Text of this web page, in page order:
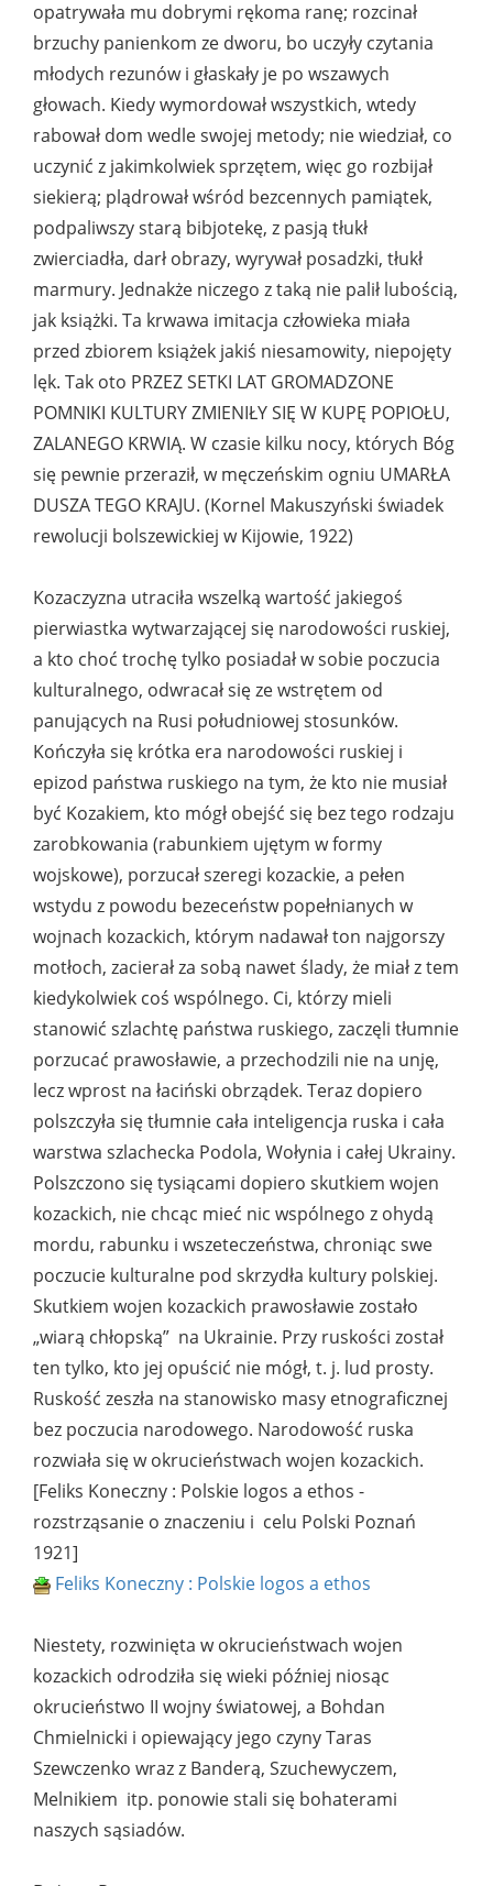
opatrywała mu dobrymi rękoma ranę; rozcinał
brzuchy panienkom ze dworu, bo uczyły czytania
młodych rezunów i głaskały je po wszawych
głowach. Kiedy wymordował wszystkich, wtedy
rabował dom wedle swojej metody; nie wiedział, co
uczynić z jakimkolwiek sprzętem, więc go rozbijał
siekierą; plądrował wśród bezcennych pamiątek,
podpaliwszy starą bibjotekę, z pasją tłukł
zwierciadła, darł obrazy, wyrywał posadzki, tłukł
marmury. Jednakże niczego z taką nie palił lubością,
jak książki. Ta krwawa imitacja człowieka miała
przed zbiorem książek jakiś niesamowity, niepojęty
lęk. Tak oto PRZEZ SETKI LAT GROMADZONE
POMNIKI KULTURY ZMIENIŁY SIĘ W KUPĘ POPIOŁU,
ZALANEGO KRWIĄ. W czasie kilku nocy, których Bóg
się pewnie przeraził, w męczeńskim ogniu UMARŁA
DUSZA TEGO KRAJU. (Kornel Makuszyński świadek
rewolucji bolszewickiej w Kijowie, 1922)
Kozaczyzna utraciła wszelką wartość jakiegoś
pierwiastka wytwarzającej się narodowości ruskiej,
a kto choć trochę tylko posiadał w sobie poczucia
kulturalnego, odwracał się ze wstrętem od
panujących na Rusi południowej stosunków.
Kończyła się krótka era narodowości ruskiej i
epizod państwa ruskiego na tym, że kto nie musiał
być Kozakiem, kto mógł obejść się bez tego rodzaju
zarobkowania (rabunkiem ujętym w formy
wojskowe), porzucał szeregi kozackie, a pełen
wstydu z powodu bezeceństw popełnianych w
wojnach kozackich, którym nadawał ton najgorszy
motłoch, zacierał za sobą nawet ślady, że miał z tem
kiedykolwiek coś wspólnego. Ci, którzy mieli
stanowić szlachtę państwa ruskiego, zaczęli tłumnie
porzucać prawosławie, a przechodzili nie na unję,
lecz wprost na łaciński obrządek. Teraz dopiero
polszczyła się tłumnie cała inteligencja ruska i cała
warstwa szlachecka Podola, Wołynia i całej Ukrainy.
Polszczono się tysiącami dopiero skutkiem wojen
kozackich, nie chcąc mieć nic wspólnego z ohydą
mordu, rabunku i wszeteczeństwa, chroniąc swe
poczucie kulturalne pod skrzydła kultury polskiej.
Skutkiem wojen kozackich prawosławie zostało
„wiarą chłopską” na Ukrainie. Przy ruskości został
ten tylko, kto jej opuścić nie mógł, t. j. lud prosty.
Ruskość zeszła na stanowisko masy etnograficznej
bez poczucia narodowego. Narodowość ruska
rozwiała się w okrucieństwach wojen kozackich.
[Feliks Koneczny : Polskie logos a ethos -
rozstrząsanie o znaczeniu i celu Polski Poznań
1921]
Feliks Koneczny : Polskie logos a ethos
Niestety, rozwinięta w okrucieństwach wojen
kozackich odrodziła się wieki później niosąc
okrucieństwo II wojny światowej, a Bohdan
Chmielnicki i opiewający jego czyny Taras
Szewczenko wraz z Banderą, Szuchewyczem,
Melnikiem itp. ponowie stali się bohaterami
naszych sąsiadów.